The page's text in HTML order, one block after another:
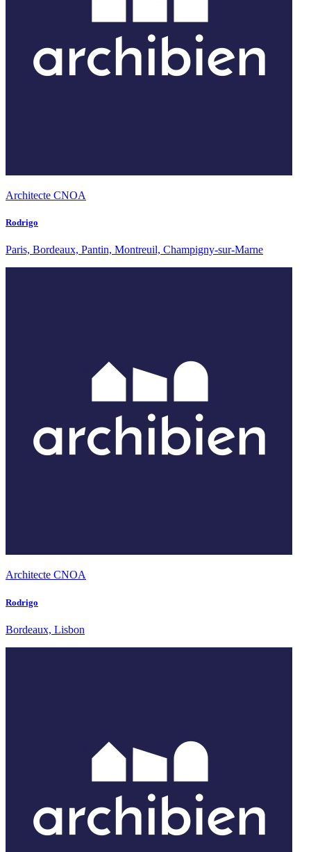
Architecte CNOA
Rodrigo
Paris, Bordeaux, Pantin, Montreuil, Champigny-sur-Marne
Architecte CNOA
Rodrigo
Bordeaux, Lisbon